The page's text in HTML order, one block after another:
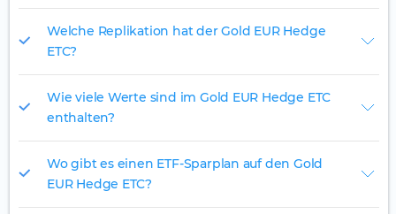
Welche Replikation hat der Gold EUR Hedge
ETC?
Wie viele Werte sind im Gold EUR Hedge ETC
enthalten?
Wo gibt es einen ETF-Sparplan auf den Gold
EUR Hedge ETC?